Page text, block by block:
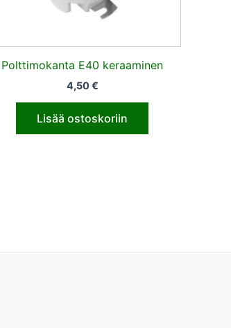
Polttimokanta E40 keraaminen
4,50€
Lisää ostoskoriin